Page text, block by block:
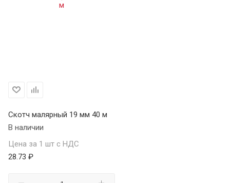
Скотч малярный 19 мм 40 м
В наличии
Цена за 1 шт с НДС
28.73 ₽